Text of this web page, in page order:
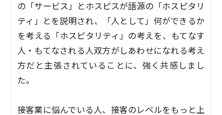
の「サービス」とホスピスが語源の「ホスピタリ
ティ」とを説明され、「人として」何ができるか
を考える「ホスピタリティ」の考えを、もてなす
人・もてなされる人双方がしあわせになれる考え
方だと主張されていることに、強く共感しまし
た。
接客業に悩んでいる人、接客のレベルをもっと上